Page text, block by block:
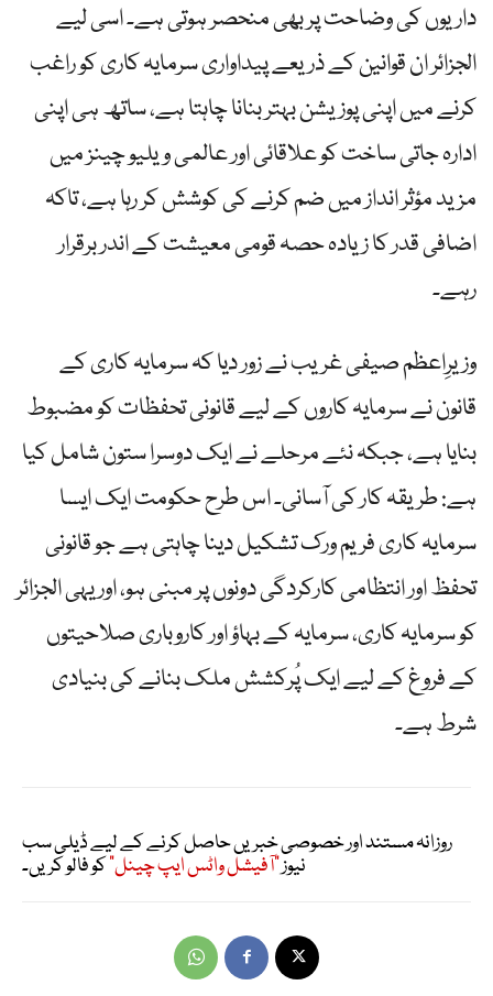
داریوں کی وضاحت پر بھی منحصر ہوتی ہے۔ اسی لیے
الجزائر ان قوانین کے ذریعے پیداواری سرمایہ کاری کو راغب
کرنے میں اپنی پوزیشن بہتر بنانا چاہتا ہے، ساتھ ہی اپنی
ادارہ جاتی ساخت کو علاقائی اور عالمی ویلیو چینز میں
مزید مؤثر انداز میں ضم کرنے کی کوشش کر رہا ہے، تاکہ
اضافی قدر کا زیادہ حصہ قومی معیشت کے اندر برقرار
رہے۔
وزیرِاعظم صیفی غریب نے زور دیا کہ سرمایہ کاری کے
قانون نے سرمایہ کاروں کے لیے قانونی تحفظات کو مضبوط
بنایا ہے، جبکہ نئے مرحلے نے ایک دوسرا ستون شامل کیا
ہے: طریقہ کار کی آسانی۔ اس طرح حکومت ایک ایسا
سرمایہ کاری فریم ورک تشکیل دینا چاہتی ہے جو قانونی
تحفظ اور انتظامی کارکردگی دونوں پر مبنی ہو، اور یہی الجزائر
کو سرمایہ کاری، سرمایہ کے بہاؤ اور کاروباری صلاحیتوں
کے فروغ کے لیے ایک پُرکشش ملک بنانے کی بنیادی
شرط ہے۔
روزانہ مستند اور خصوصی خبریں حاصل کرنے کے لیے ڈیلی سب
نیوز"آفیشل واٹس ایپ چینل"کو فالو کریں۔